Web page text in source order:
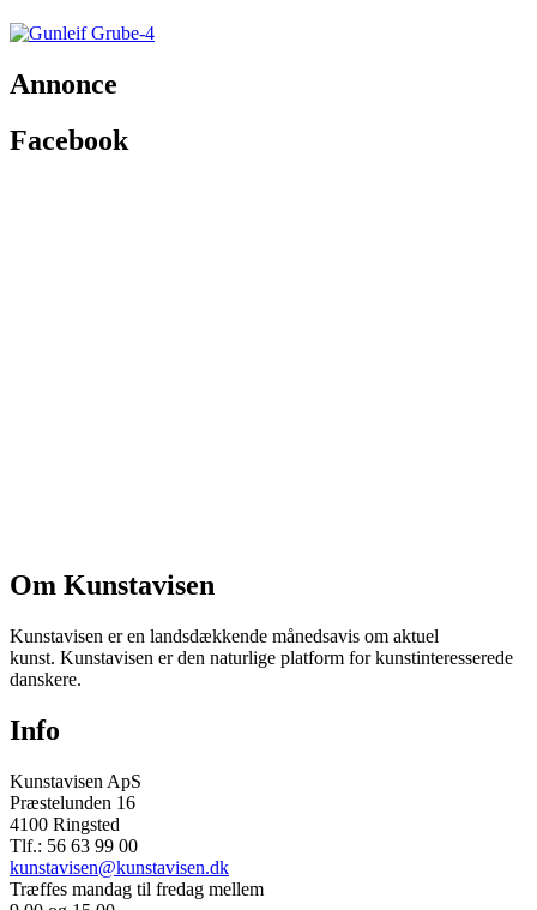
Annonce
Facebook
Om Kunstavisen
Kunstavisen er en landsdækkende månedsavis om aktuel
kunst. Kunstavisen er den naturlige platform for kunstinteresserede
danskere.
Info
Kunstavisen ApS
Præstelunden 16
4100 Ringsted
Tlf.: 56 63 99 00
kunstavisen@kunstavisen.dk
Træffes mandag til fredag mellem